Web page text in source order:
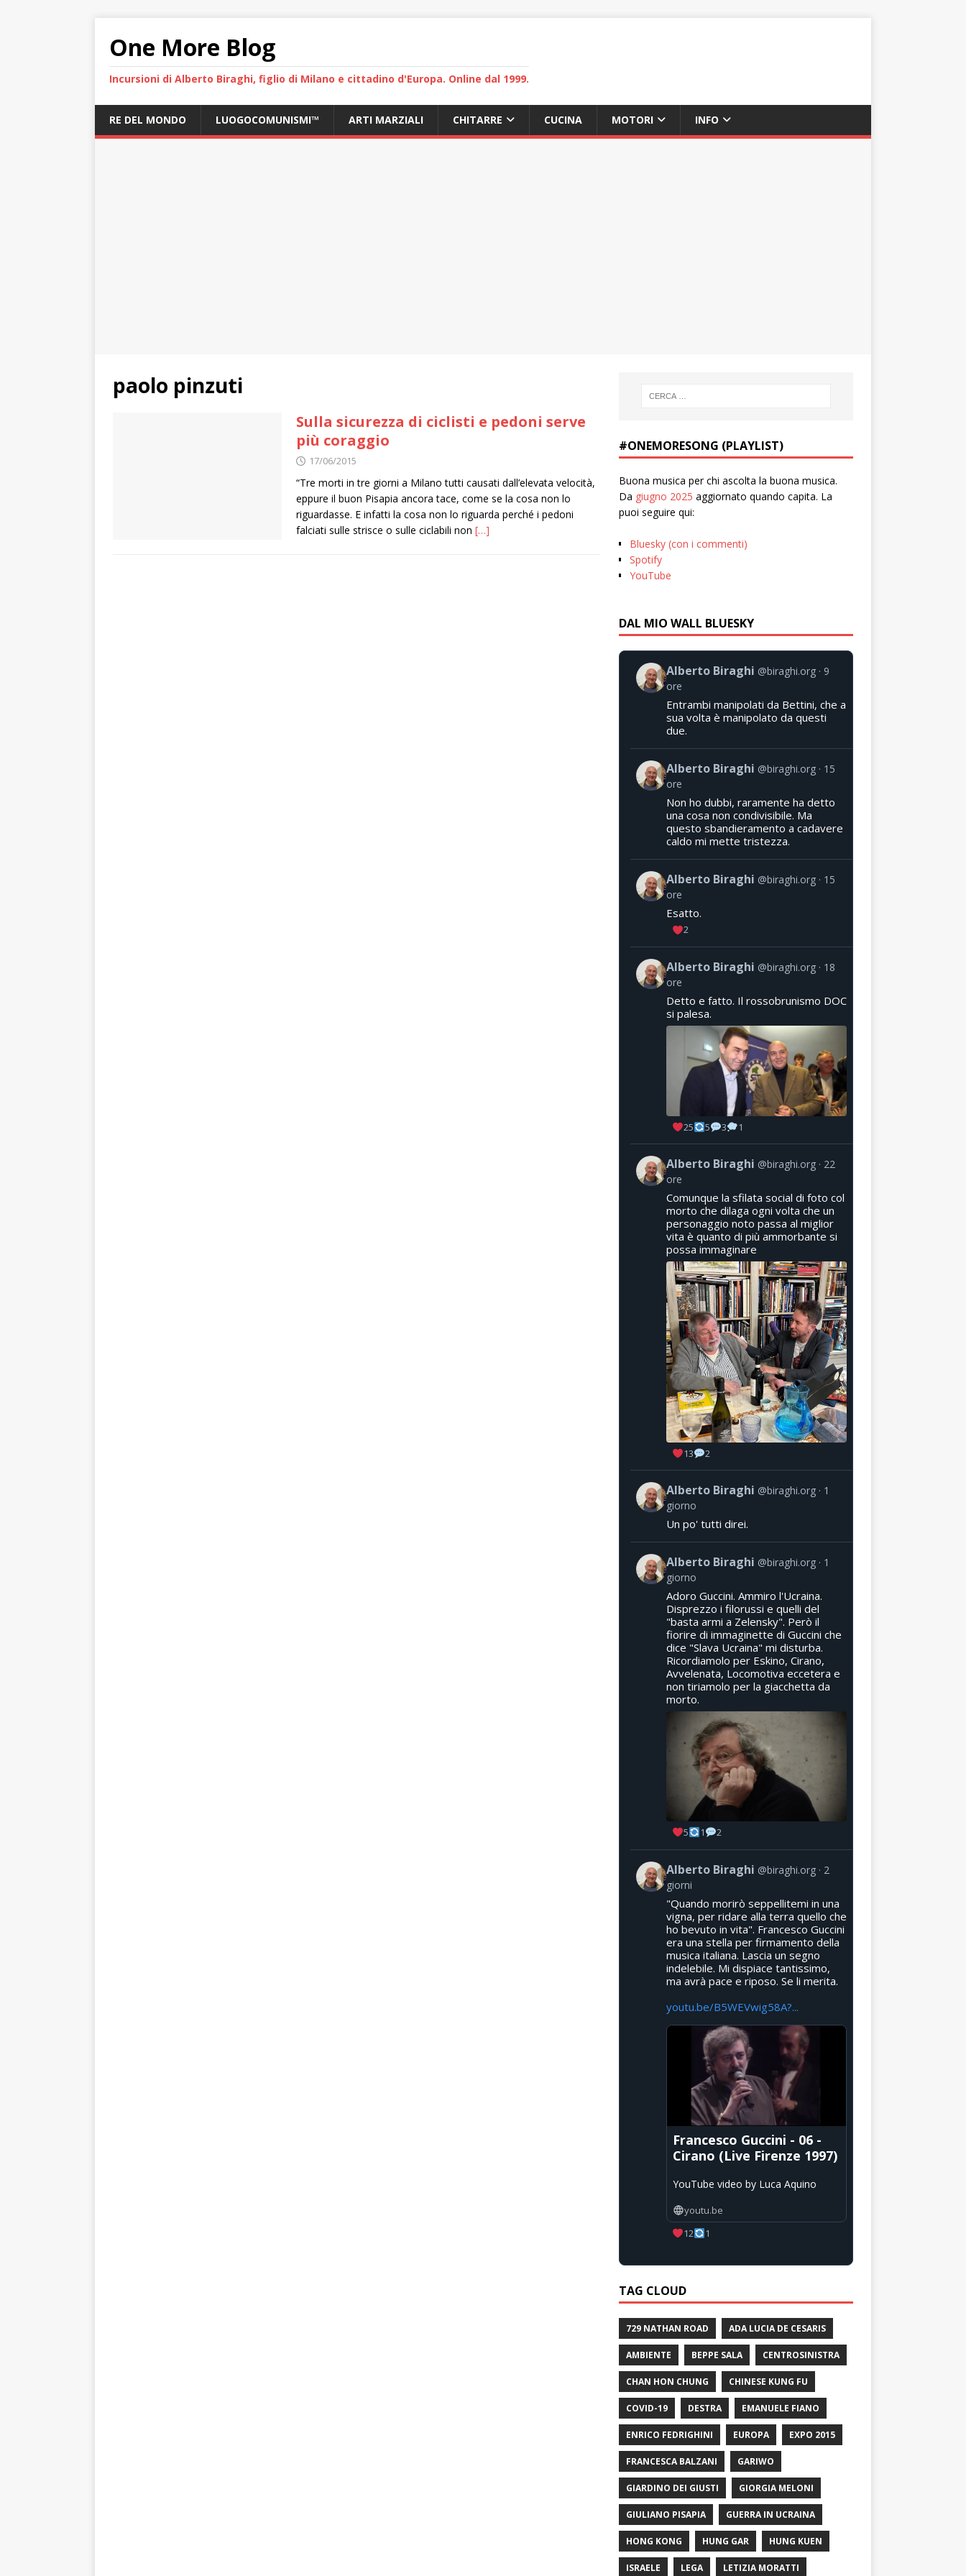
One More Blog
Incursioni di Alberto Biraghi, figlio di Milano e cittadino d'Europa. Online dal 1999.
RE DEL MONDO LUOGOCOMUNISMI™ ARTI MARZIALI CHITARRE CUCINA MOTORI INFO
paolo pinzuti
Sulla sicurezza di ciclisti e pedoni serve
più coraggio
17/06/2015
“Tre morti in tre giorni a Milano tutti causati dall’elevata velocità,
eppure il buon Pisapia ancora tace, come se la cosa non lo
riguardasse. E infatti la cosa non lo riguarda perché i pedoni
falciati sulle strisce o sulle ciclabili non […]
#ONEMORESONG (PLAYLIST)
Buona musica per chi ascolta la buona musica.
Da giugno 2025 aggiornato quando capita. La
puoi seguire qui:
Bluesky (con i commenti)
Spotify
YouTube
DAL MIO WALL BLUESKY
Alberto Biraghi @biraghi.org
9
ore
Entrambi manipolati da Bettini, che a
sua volta è manipolato da questi
due.
Alberto Biraghi @biraghi.org
15
ore
Non ho dubbi, raramente ha detto
una cosa non condivisibile. Ma
questo sbandieramento a cadavere
caldo mi mette tristezza.
Alberto Biraghi @biraghi.org
15
ore
Esatto.
2
Alberto Biraghi @biraghi.org
18
ore
Detto e fatto. Il rossobrunismo DOC
si palesa.
25 5 3 1
Alberto Biraghi @biraghi.org
22
ore
Comunque la sfilata social di foto col
morto che dilaga ogni volta che un
personaggio noto passa al miglior
vita è quanto di più ammorbante si
possa immaginare
13 2
Alberto Biraghi @biraghi.org
1
giorno
Un po' tutti direi.
Alberto Biraghi @biraghi.org
1
giorno
Adoro Guccini. Ammiro l'Ucraina.
Disprezzo i filorussi e quelli del
"basta armi a Zelensky". Però il
fiorire di immaginette di Guccini che
dice "Slava Ucraina" mi disturba.
Ricordiamolo per Eskino, Cirano,
Avvelenata, Locomotiva eccetera e
non tiriamolo per la giacchetta da
morto.
5 1 2
Alberto Biraghi @biraghi.org
2
giorni
"Quando morirò seppellitemi in una
vigna, per ridare alla terra quello che
ho bevuto in vita". Francesco Guccini
era una stella per firmamento della
musica italiana. Lascia un segno
indelebile. Mi dispiace tantissimo,
ma avrà pace e riposo. Se li merita.
youtu.be/B5WEVwig58A?...
Francesco Guccini - 06 -
Cirano (Live Firenze 1997)
YouTube video by Luca Aquino
youtu.be
12
1
TAG CLOUD
729 NATHAN ROAD ADA LUCIA DE CESARIS
AMBIENTE BEPPE SALA CENTROSINISTRA
CHAN HON CHUNG CHINESE KUNG FU
COVID-19 DESTRA EMANUELE FIANO
ENRICO FEDRIGHINI EUROPA EXPO 2015
FRANCESCA BALZANI GARIWO
GIARDINO DEI GIUSTI GIORGIA MELONI
GIULIANO PISAPIA GUERRA IN UCRAINA
HONG KONG HUNG GAR HUNG KUEN
ISRAELE LEGA LETIZIA MORATTI